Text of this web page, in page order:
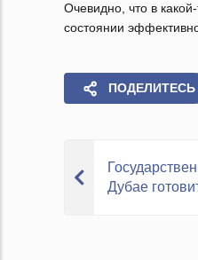
Очевидно, что в
состоянии
ПОДЕЛИТЕСЬ
Дубае